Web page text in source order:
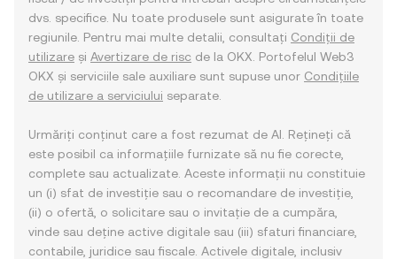
dvs. specifice. Nu toate produsele sunt asigurate în toate
regiunile. Pentru mai multe detalii, consultați Condiții de
utilizare și Avertizare de risc de la OKX. Portofelul Web3
OKX și serviciile sale auxiliare sunt supuse unor Condițiile
de utilizare a serviciului separate.
Urmăriți conținut care a fost rezumat de AI. Rețineți că
este posibil ca informațiile furnizate să nu fie corecte,
complete sau actualizate. Aceste informații nu constituie
un (i) sfat de investiție sau o recomandare de investiție,
(ii) o ofertă, o solicitare sau o invitație de a cumpăra,
vinde sau deține active digitale sau (iii) sfaturi financiare,
contabile, juridice sau fiscale. Activele digitale, inclusiv